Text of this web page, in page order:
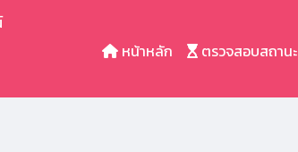
หน้าหลัก ตรวจสอบสถานะ